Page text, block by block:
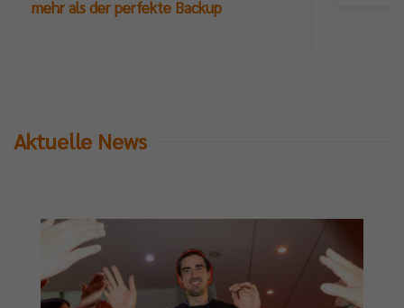
mehr als der perfekte Backup
Aktuelle News